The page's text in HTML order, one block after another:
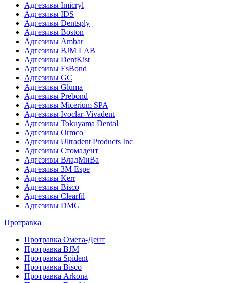
Адгезивы Imicryl
Адгезивы IDS
Адгезивы Dentsply
Адгезивы Boston
Адгезивы Ambar
Адгезивы BJM LAB
Адгезивы DentKist
Адгезивы EsBond
Адгезивы GC
Адгезивы Gluma
Адгезивы Prebond
Адгезивы Micerium SPA
Адгезивы Ivoclar-Vivadent
Адгезивы Tokuyama Dental
Адгезивы Ormco
Адгезивы Ultradent Products Inc
Адгезивы Стомадент
Адгезивы ВладМиВа
Адгезивы 3M Espe
Адгезивы Kerr
Адгезивы Bisco
Адгезивы Clearfil
Адгезивы DMG
Протравка
Протравка Омега-Дент
Протравка BJM
Протравка Spident
Протравка Bisco
Протравка Arkona